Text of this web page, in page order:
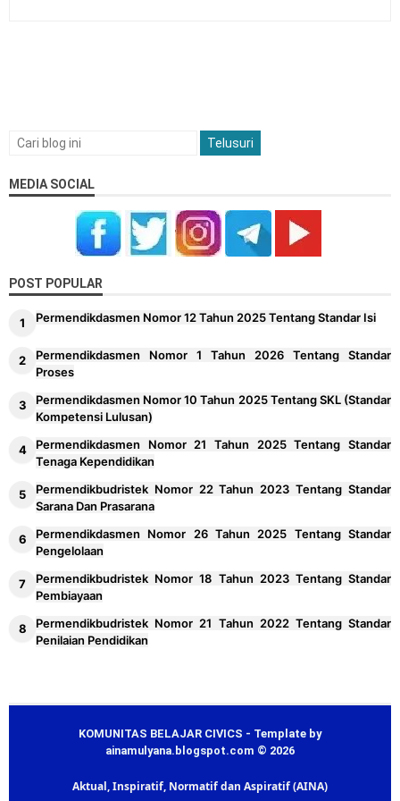
MEDIA SOCIAL
POST POPULAR
Permendikdasmen Nomor 12 Tahun 2025 Tentang Standar Isi
Permendikdasmen Nomor 1 Tahun 2026 Tentang Standar
Proses
Permendikdasmen Nomor 10 Tahun 2025 Tentang SKL (Standar
Kompetensi Lulusan)
Permendikdasmen Nomor 21 Tahun 2025 Tentang Standar
Tenaga Kependidikan
Permendikbudristek Nomor 22 Tahun 2023 Tentang Standar
Sarana Dan Prasarana
Permendikdasmen Nomor 26 Tahun 2025 Tentang Standar
Pengelolaan
Permendikbudristek Nomor 18 Tahun 2023 Tentang Standar
Pembiayaan
Permendikbudristek Nomor 21 Tahun 2022 Tentang Standar
Penilaian Pendidikan
KOMUNITAS BELAJAR CIVICS - Template by
ainamulyana.blogspot.com © 2026
Aktual, Inspiratif, Normatif dan Aspiratif (AINA)